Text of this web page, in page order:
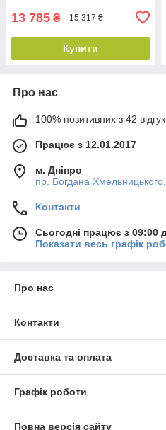
13 785 ₴ 15 317 ₴
Купити
Про нас
100% позитивних з 42
Працює з 12.01.2017
м. Дніпро
пр. Богдана
Контакти
Сьогодні працює з 09:00
Показати весь графік
Про нас
Контакти
Доставка та оплата
Графік роботи
Повна версія сайту